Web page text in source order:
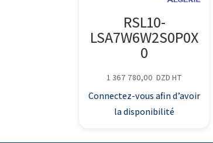
RSL10-
LSA7W6W2S0P0X
0
1 367 780,00 DZD HT
Connectez-vous afin d’avoir
la disponibilité